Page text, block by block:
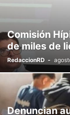
Comisión
de miles de
RedaccionRD -
Denuncian